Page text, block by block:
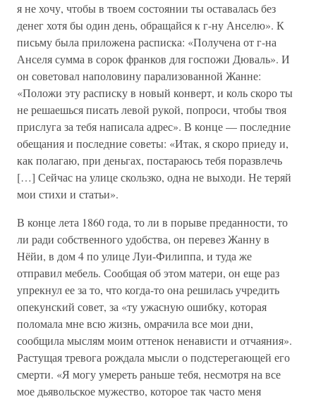
я не хочу, чтобы в твоем состоянии ты оставалась без
денег хотя бы один день, обращайся к г-ну Анселю». К
письму была приложена расписка: «Получена от г-на
Анселя сумма в сорок франков для госпожи Дюваль». И
он советовал наполовину парализованной Жанне:
«Положи эту расписку в новый конверт, и коль скоро ты
не решаешься писать левой рукой, попроси, чтобы твоя
прислуга за тебя написала адрес». В конце — последние
обещания и последние советы: «Итак, я скоро приеду и,
как полагаю, при деньгах, постараюсь тебя поразвлечь
[…] Сейчас на улице скользко, одна не выходи. Не теряй
мои стихи и статьи».
В конце лета 1860 года, то ли в порыве преданности, то
ли ради собственного удобства, он перевез Жанну в
Нёйи, в дом 4 по улице Луи-Филиппа, и туда же
отправил мебель. Сообщая об этом матери, он еще раз
упрекнул ее за то, что когда-то она решилась учредить
опекунский совет, за «ту ужасную ошибку, которая
поломала мне всю жизнь, омрачила все мои дни,
сообщила мыслям моим оттенок ненависти и отчаяния».
Растущая тревога рождала мысли о подстерегающей его
смерти. «Я могу умереть раньше тебя, несмотря на все
мое дьявольское мужество, которое так часто меня